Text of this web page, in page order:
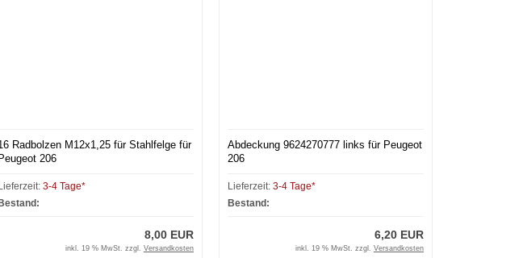
Radbolzen M12x1,25 für Stahlfelge für
206
3-4 Tage*
8,00 EUR
inkl. 19 % MwSt. zzgl. Versandkosten
Abdeckung 9624270777 links für Peugeot
206
Lieferzeit: 3-4 Tage*
Bestand:
6,20 EUR
inkl. 19 % MwSt. zzgl. Versandkosten